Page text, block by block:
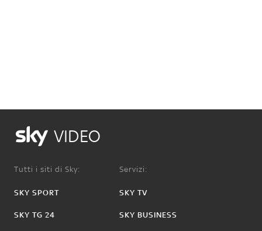
VIDEO
Tutti i siti di Sky:
SKY SPORT
SKY TG 24
Servizi:
SKY TV
SKY BUSINESS